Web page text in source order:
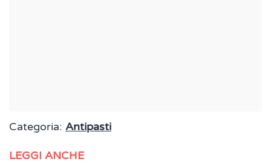
Categoria: Antipasti
LEGGI ANCHE